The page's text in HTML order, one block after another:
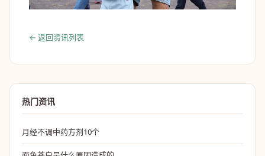
← 返回资讯列表
热门资讯
月经不调中药方剂10个